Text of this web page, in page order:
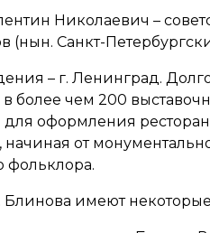
Николаевич –
(нын. Санкт-
– г. Ленинград.
в более чем 200
оформления
от
фольклора.
Блинова имеют